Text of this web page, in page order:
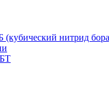
нитрид